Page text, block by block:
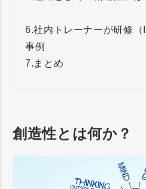
6.社内トレーナーが研修
事例
7. まとめ
創造性とは何か？